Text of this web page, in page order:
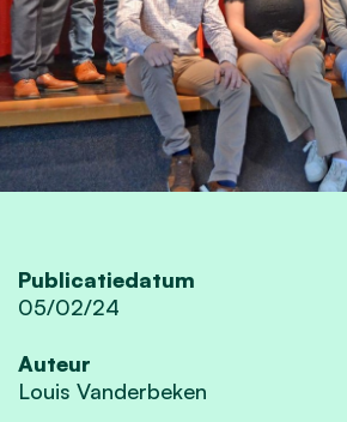
Publicatiedatum
05/02/24
Auteur
Louis Vanderbeken